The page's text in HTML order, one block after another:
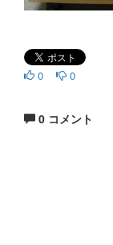
0 0
0 コメント